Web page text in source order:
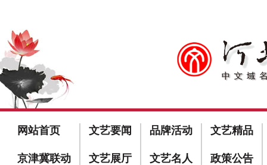
网站首页 文艺要闻 品牌活动 文艺精品
京津冀联动 文艺展厅 文艺名人 政策公告